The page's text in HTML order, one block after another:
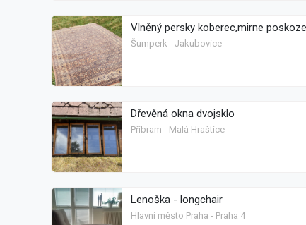
Vlněný persky koberec,mirne
Šumperk - Jakubovice
Dřevěná okna dvojsklo
Příbram - Malá Hraštice
Lenoška - longchair
Hlavní město Praha - Praha 4